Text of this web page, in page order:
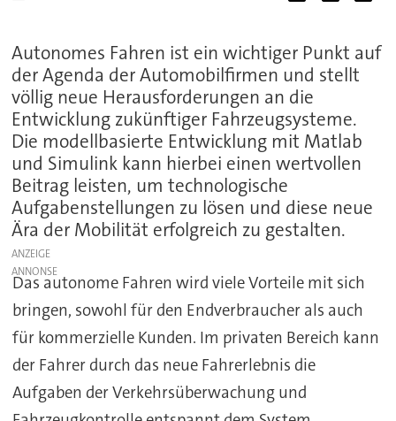
Autonomes Fahren ist ein wichtiger Punkt auf
der Agenda der Automobilfirmen und stellt
völlig neue Herausforderungen an die
Entwicklung zukünftiger Fahrzeugsysteme.
Die modellbasierte Entwicklung mit Matlab
und Simulink kann hierbei einen wertvollen
Beitrag leisten, um technologische
Aufgabenstellungen zu lösen und diese neue
Ära der Mobilität erfolgreich zu gestalten.
ANZEIGE
Das autonome Fahren wird viele Vorteile mit sich
bringen, sowohl für den Endverbraucher als auch
für kommerzielle Kunden. Im privaten Bereich kann
der Fahrer durch das neue Fahrerlebnis die
Aufgaben der Verkehrsüberwachung und